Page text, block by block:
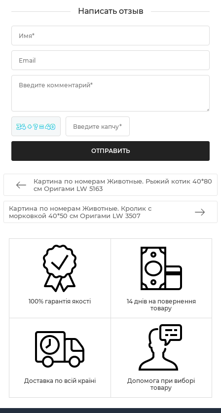
Написать отзыв
Имя*
Email
Введите комментарий*
34 + ? = 40 Введите капчу*
Картина по номерам Животные. Рыжий котик 40*80
см Оригами LW 5163
Картина по номерам Животные. Кролик с
морковкой 40*50 см Оригами LW 3507
100% гарантія якості
14 днів на повернення
товару
Доставка по всій країні
Допомога при виборі
товару